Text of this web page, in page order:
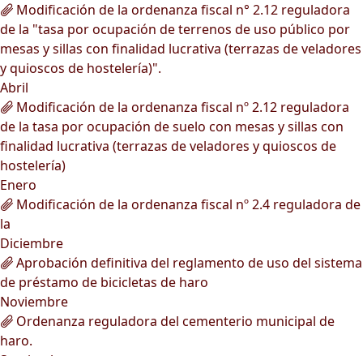
Modificación de la ordenanza fiscal n° 2.12 reguladora
de la "tasa por ocupación de terrenos de uso público por
mesas y sillas con finalidad lucrativa (terrazas de veladores
y quioscos de hostelería)".
Abril
Modificación de la ordenanza fiscal nº 2.12 reguladora
de la tasa por ocupación de suelo con mesas y sillas con
finalidad lucrativa (terrazas de veladores y quioscos de
hostelería)
Enero
Modificación de la ordenanza fiscal nº 2.4 reguladora de
la
Diciembre
Aprobación definitiva del reglamento de uso del sistema
de préstamo de bicicletas de haro
Noviembre
Ordenanza reguladora del cementerio municipal de
haro.